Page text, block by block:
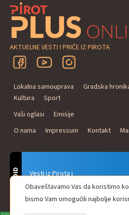
AKTUELNE VESTI I PRIČE IZ PIROTA
Lokalna samouprava Gradska
Kultura
Sport
Vaši oglasi
Emisije
O nama
Impressum Kontakt
Vesti iz Pirota i
Naxi Plus Radio
Uvek u Vašem džepu!
ANDROID Obaveštavamo Vas da koristimo
bismo Vam omogućili najbolje